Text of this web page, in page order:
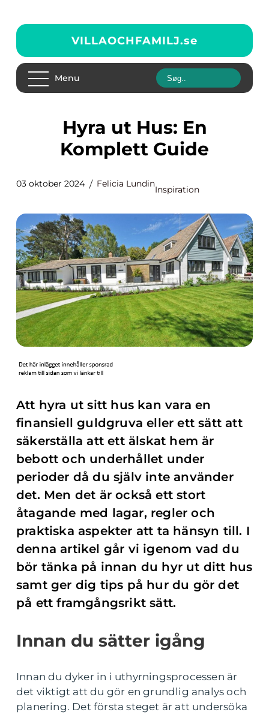
VILLAOCHFAMILJ.se
Menu
Hyra ut Hus: En
Komplett Guide
03 oktober 2024 Felicia Lundin
Inspiration
Att hyra ut sitt hus kan vara en
finansiell guldgruva eller ett sätt att
säkerställa att ett älskat hem är
bebott och underhållet under
perioder då du själv inte använder
det. Men det är också ett stort
åtagande med lagar, regler och
praktiska aspekter att ta hänsyn till. I
denna artikel går vi igenom vad du
bör tänka på innan du hyr ut ditt hus
samt ger dig tips på hur du gör det
på ett framgångsrikt sätt.
Innan du sätter igång
Innan du dyker in i uthyrningsprocessen är
det viktigt att du gör en grundlig analys och
planering. Det första steget är att undersöka